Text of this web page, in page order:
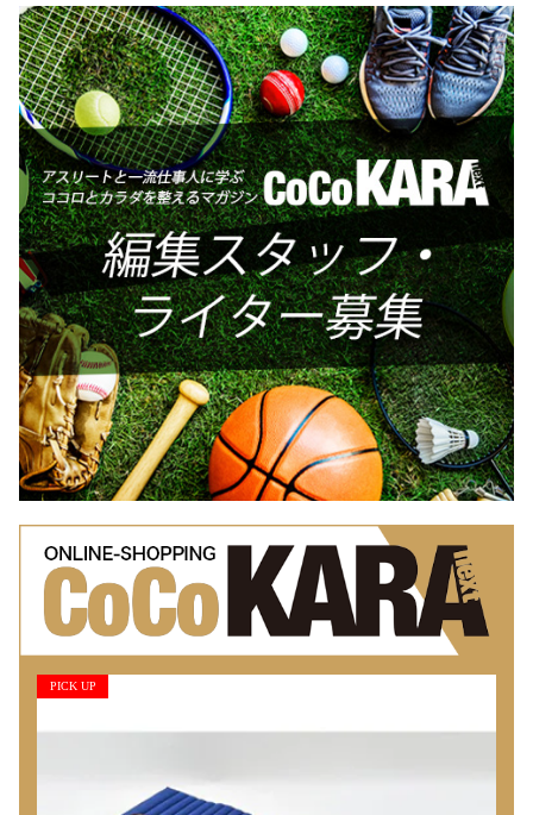
PICK UP